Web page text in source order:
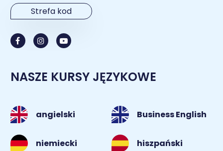
Strefa kod
NASZE KURSY JĘZYKOWE
angielski Business English
niemiecki hiszpański